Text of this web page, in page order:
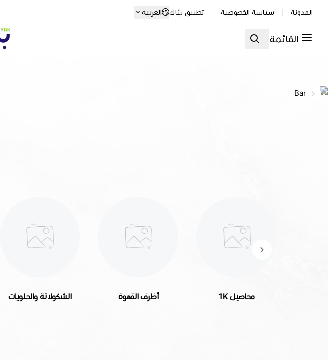
المدونة سياسة الخصوصية تطبيق بيّاك العربية
القائمة
محاصيل 1K أظرف القهوة الشكولاتة والحلويات